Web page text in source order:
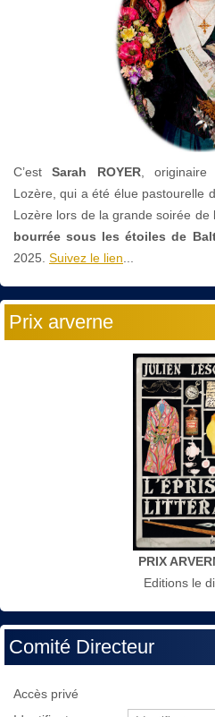
C’estSarah ROYER, originaire
Lozère, qui a été élue pastourelle
Lozère lors de la grande soirée de
bourrée sous les étoiles de
2025. Suivez le lien...
Prix arverne
PRIX
Editions le
Comité Directeur
Accès privé